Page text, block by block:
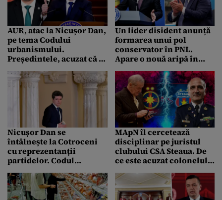
AUR, atac la Nicușor Dan,
pe tema Codului
urbanismului.
Președintele, acuzat că a
discuțiile de la Cotroceni
Un lider disident anunță
formarea unui pol
conservator în PNL.
Apare o nouă aripă în
Nicușor Dan se
întâlnește la Cotroceni
cu reprezentanții
partidelor. Codul
prevederi propuse de
președinte, în discuție
MApN îl cercetează
disciplinar pe juristul
clubului CSA Steaua. De
ce este acuzat colonelul
,,coșmarul” lui Gigi
Becali